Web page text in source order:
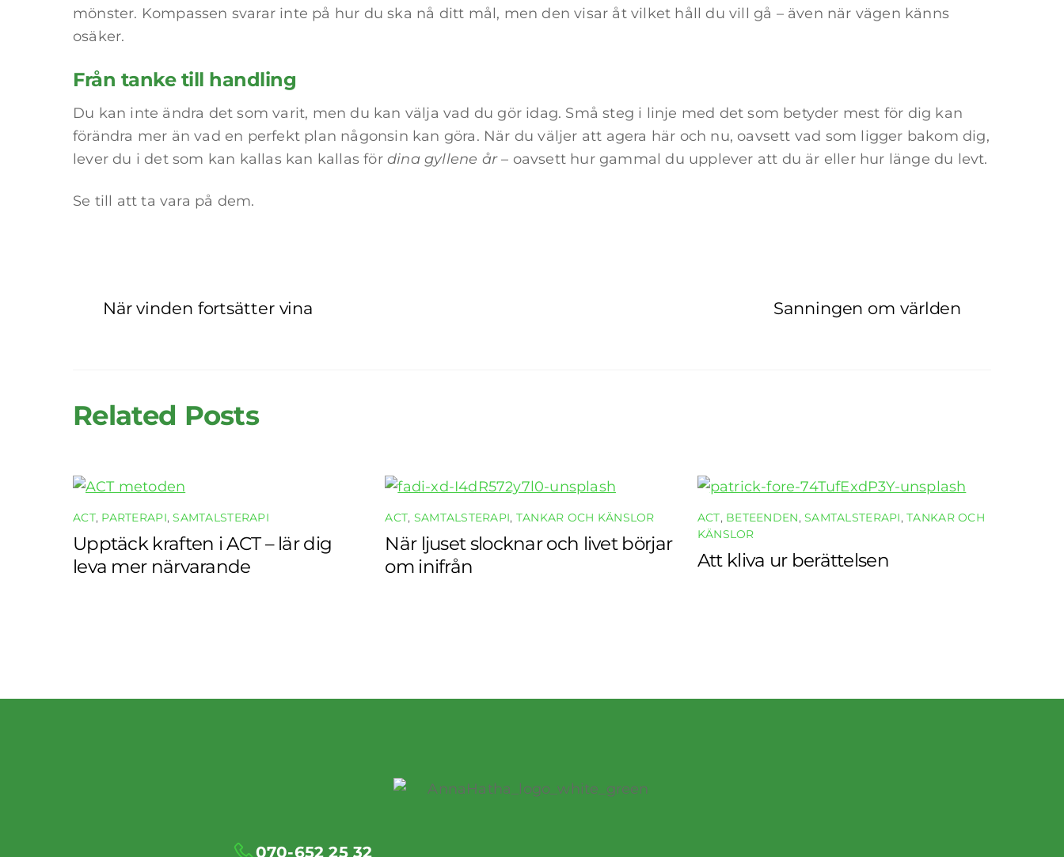
mönster. Kompassen svarar inte på hur du ska nå ditt mål, men den visar åt vilket håll du vill gå – även när vägen känns
osäker.
Från tanke till handling
Du kan inte ändra det som varit, men du kan välja vad du gör idag. Små steg i linje med det som betyder mest för dig kan
förändra mer än vad en perfekt plan någonsin kan göra. När du väljer att agera här och nu, oavsett vad som ligger bakom dig,
lever du i det som kan kallas kan kallas fördina gyllene år– oavsett hur gammal du upplever att du är eller hur länge du levt.
Se till att ta vara på dem.
När vinden fortsätter vina Sanningen om världen
Related Posts
ACT, PARTERAPI,SAMTALSTERAPI
Upptäck kraften i ACT – lär dig
leva mer närvarande
ACT, SAMTALSTERAPI, TANKAR OCH KÄNSLOR
När ljuset slocknar och livet börjar
om inifrån
ACT, BETEENDEN,SAMTALSTERAPI,TANKAR OCH
KÄNSLOR
Att kliva ur berättelsen
070-652 25 32